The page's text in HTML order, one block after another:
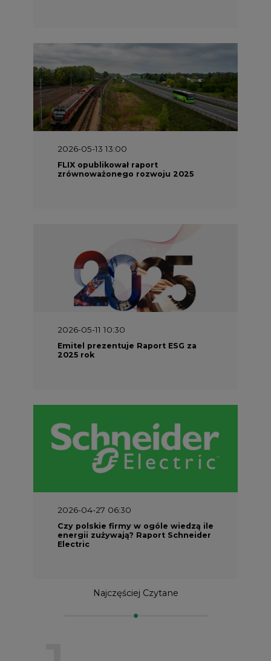
2026-05-13 13:00
FLIX opublikował raport
zrównoważonego rozwoju 2025
2026-05-11 10:30
Emitel prezentuje Raport ESG za
2025 rok
2026-04-27 06:30
Czy polskie firmy w ogóle wiedzą ile
energii zużywają? Raport Schneider
Electric
Najczęściej Czytane